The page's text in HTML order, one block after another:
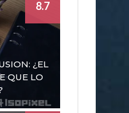
¿EL
QUE LO
8.7